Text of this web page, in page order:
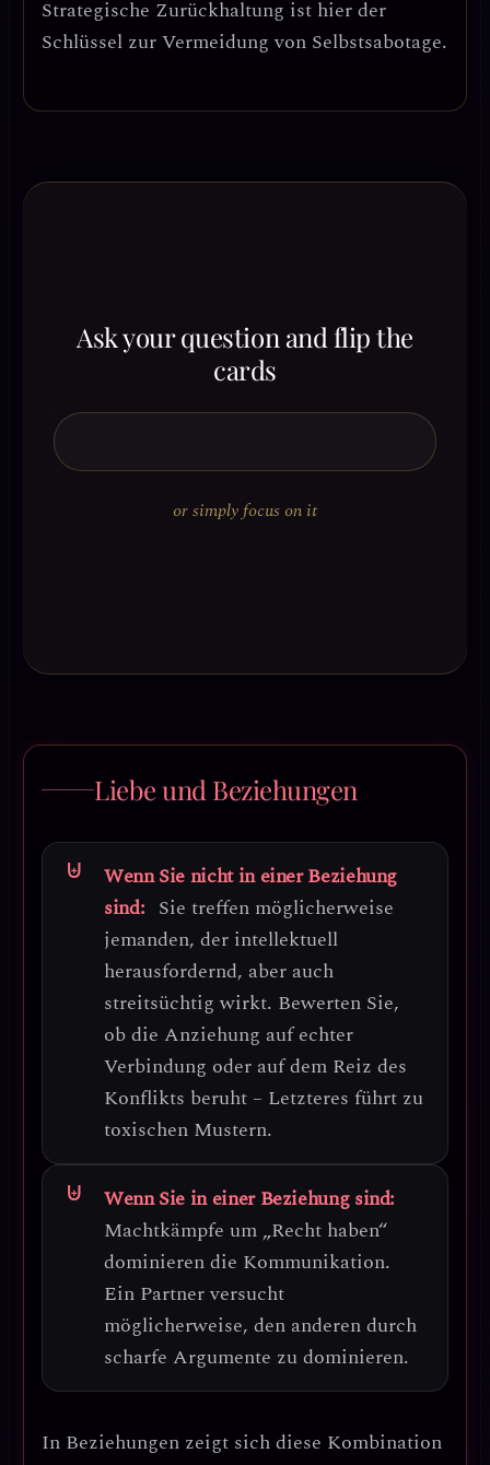
Strategische Zurückhaltung ist hier der
Schlüssel zur Vermeidung von Selbstsabotage.
Ask your question and flip the
cards
or simply focus on it
Liebe und Beziehungen
Wenn Sie nicht in einer Beziehung
sind: Sie treffen möglicherweise
jemanden, der intellektuell
herausfordernd, aber auch
streitsüchtig wirkt. Bewerten Sie,
ob die Anziehung auf echter
Verbindung oder auf dem Reiz des
Konflikts beruht – Letzteres führt zu
toxischen Mustern.
Wenn Sie in einer Beziehung sind:
Machtkämpfe um „Recht haben“
dominierendie Kommunikation.
Ein Partner versucht
möglicherweise, den anderen durch
scharfe Argumente zu dominieren.
In Beziehungen zeigt sich diese Kombination